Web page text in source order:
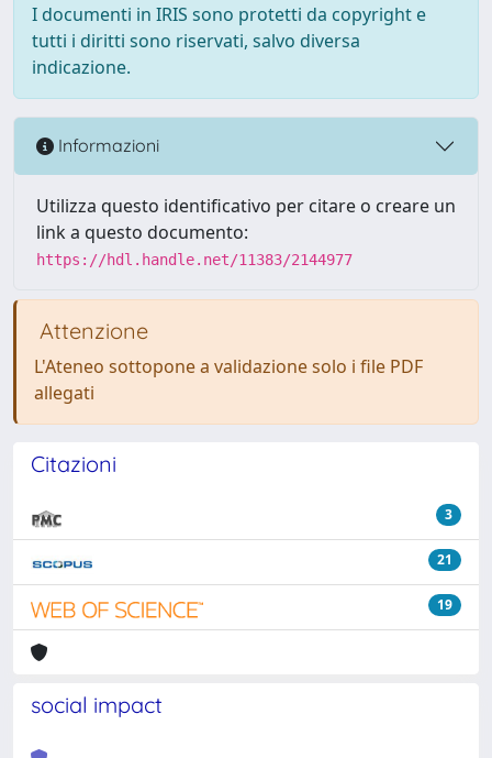
I documenti in IRIS sono protetti da copyright e
tutti i diritti sono riservati, salvo diversa
indicazione.
Informazioni
Utilizza questo identificativo per citare o creare un
link a questo documento:
https://hdl.handle.net/11383/2144977
Attenzione
L'Ateneo sottopone a validazione solo i file PDF
allegati
Citazioni
3
21
19
social impact